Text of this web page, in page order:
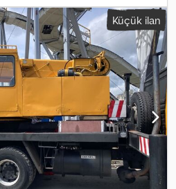
💰 Şimdi 7500 Avro'ya satın alın veya
karşılığında teslimatta ödeme
Cjdsznmcfopfx Aczerf 👷‍♂️
incelenmiştir. 20 inceleme noktası,
sorunlu ⚠️. 📌 Müfettişin Yorumu:
📄 Tam incelemeyi, ek
ister misiniz? İpucu: Daha
olarak yaygın olarak kullanılan
💡 Bu makinenin ve
✔ Profesyoneller tarafından
teslimat imkanı ✔ Para İade
ödeme seçenekleri 🔄 Diğer
musunuz? Tüm ekipman
Küçük ilan